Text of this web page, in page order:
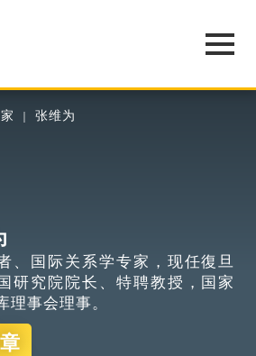
张维为
、国际关系学专家，现任復旦
研究院院长、特聘教授，国家
理事会理事。